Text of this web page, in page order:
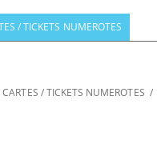
/ TICKETS NUMEROTES
CARTES / TICKETS NUMEROTES /